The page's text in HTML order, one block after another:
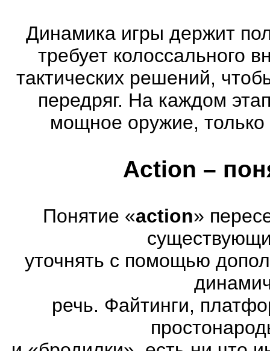
Динамика игры держит
требует колоссального
тактических решений,
передряг. На каждом
мощное оружие, только
Action –
Понятие «action»
уточнять с помощью
речь. Файтинги,